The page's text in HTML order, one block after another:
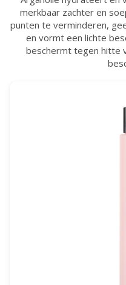
merkbaar zachter en
punten te verminderen,
en vormt een lichte
beschermt tegen hitte